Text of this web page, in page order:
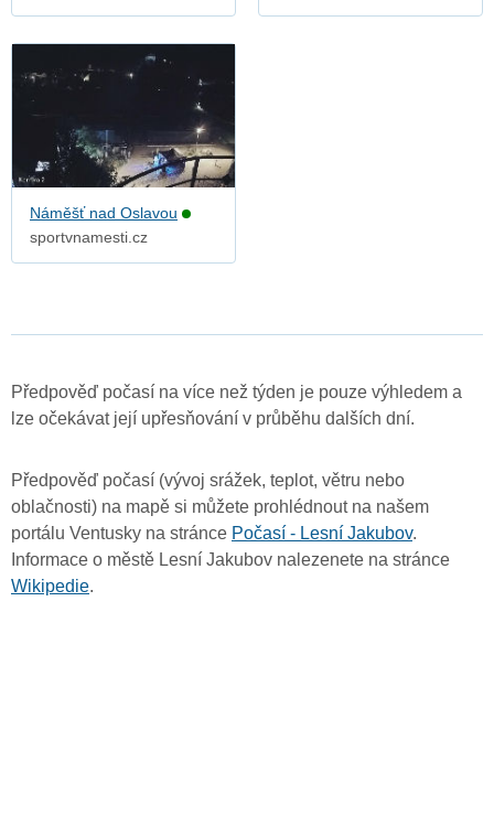
Náměšť nad Oslavou
sportvnamesti.cz
Předpověď počasí na více než týden je pouze výhledem a
lze očekávat její upřesňování v průběhu dalších dní.
Předpověď počasí (vývoj srážek, teplot, větru nebo
oblačnosti) na mapě si můžete prohlédnout na našem
portálu Ventusky na stránce Počasí - Lesní Jakubov.
Informace o městě Lesní Jakubov nalezenete na stránce
Wikipedie.